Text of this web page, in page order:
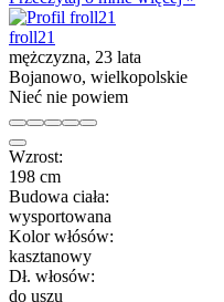
froll21
mężczyzna, 23 lata
Bojanowo, wielkopolskie
Nieć nie powiem
Wzrost:
198 cm
Budowa ciała:
wysportowana
Kolor włósów:
kasztanowy
Dł. włosów:
do uszu